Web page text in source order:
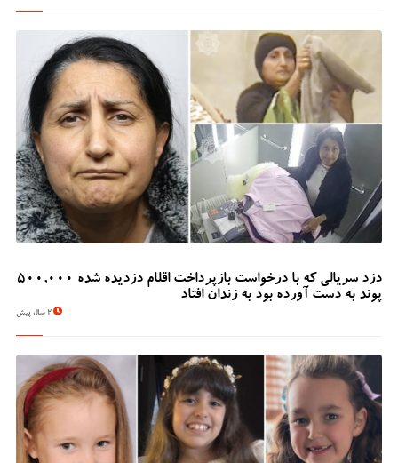
دزد سریالی که با درخواست بازپرداخت اقلام دزدیده شده 500,000
پوند به دست آورده بود به زندان افتاد
2 سال پیش